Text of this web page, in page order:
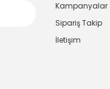
Kampanyalar
Sipariş Takip
İletişim